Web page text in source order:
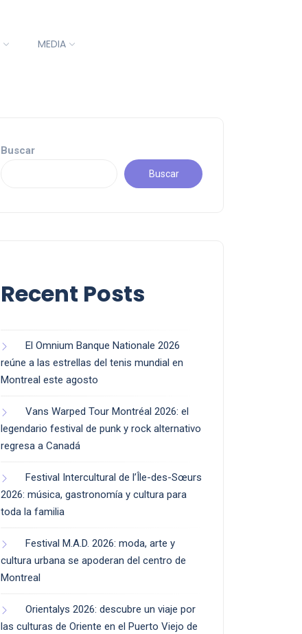
MEDIA
Buscar
Buscar
Recent Posts
El Omnium Banque Nationale 2026
reúne a las estrellas del tenis mundial en
Montreal este agosto
Vans Warped Tour Montréal 2026: el
legendario festival de punk y rock alternativo
regresa a Canadá
Festival Intercultural de l’Île-des-Sœurs
2026: música, gastronomía y cultura para
toda la familia
Festival M.A.D. 2026: moda, arte y
cultura urbana se apoderan del centro de
Montreal
Orientalys 2026: descubre un viaje por
las culturas de Oriente en el Puerto Viejo de